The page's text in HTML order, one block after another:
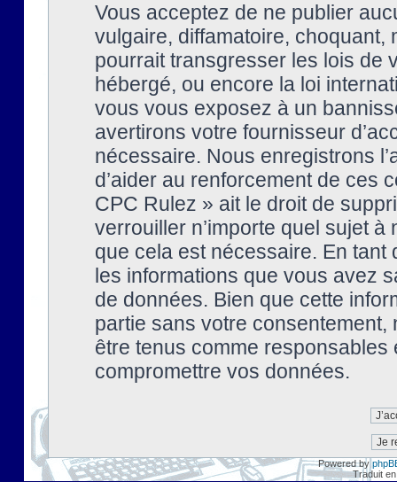
Vous acceptez de ne publier
vulgaire, diffamatoire, choquant,
pourrait transgresser les lois de
hébergé, ou encore la loi
vous vous exposez à un
avertirons votre fournisseur
nécessaire. Nous enregistrons
d’aider au renforcement de ces
CPC Rulez » ait le droit de
verrouiller n’importe quel sujet à
que cela est nécessaire. En tant
les informations que vous avez
de données. Bien que cette
partie sans votre
être tenus comme
compromettre vos données.
Powered by
Traduit